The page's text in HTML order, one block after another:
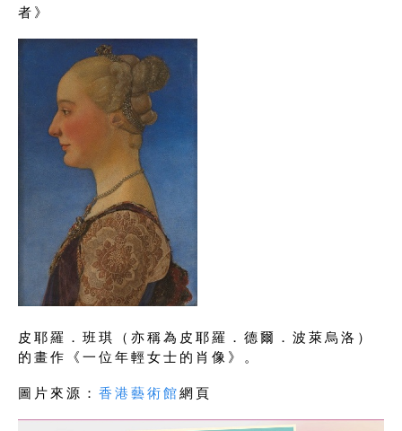
者》
皮耶羅．班琪（亦稱為皮耶羅．德爾．波萊烏洛）
的畫作《一位年輕女士的肖像》。
圖片來源： 香港藝術館網頁